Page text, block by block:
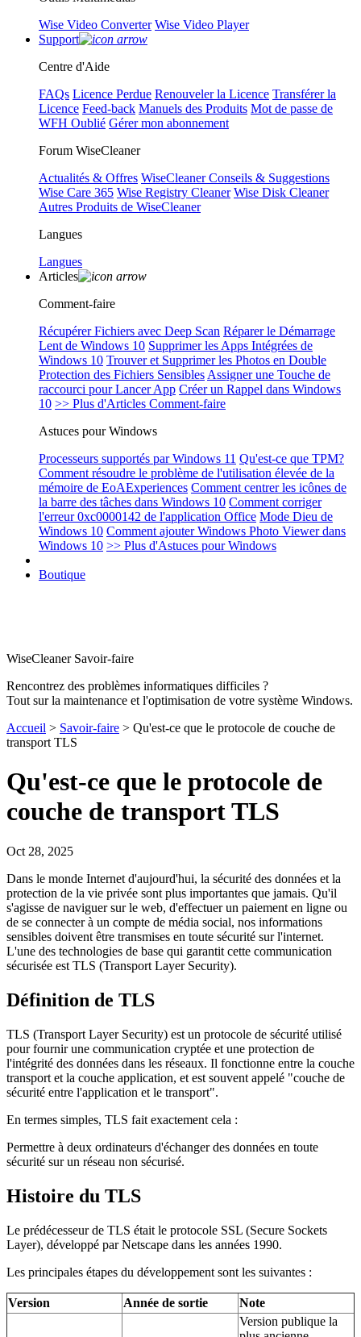
Wise Video Converter Wise Video Player
Support
Centre d'Aide
FAQs Licence Perdue Renouveler la Licence Transférer la
Licence Feed-back Manuels des Produits Mot de passe de
WFH Oublié Gérer mon abonnement
Forum WiseCleaner
Actualités & Offres WiseCleaner Conseils & Suggestions
Wise Care 365 Wise Registry Cleaner Wise Disk Cleaner
Autres Produits de WiseCleaner
Langues
Langues
Articles
Comment-faire
Récupérer Fichiers avec Deep Scan Réparer le Démarrage
Lent de Windows 10 Supprimer les Apps Intégrées de
Windows 10 Trouver et Supprimer les Photos en Double
Protection des Fichiers Sensibles Assigner une Touche de
raccourci pour Lancer App Créer un Rappel dans Windows
10 >> Plus d'Articles Comment-faire
Astuces pour Windows
Processeurs supportés par Windows 11 Qu'est-ce que TPM?
Comment résoudre le problème de l'utilisation élevée de la
mémoire de EoAExperiences Comment centrer les icônes de
la barre des tâches dans Windows 10 Comment corriger
l'erreur 0xc0000142 de l'application Office Mode Dieu de
Windows 10 Comment ajouter Windows Photo Viewer dans
Windows 10 >> Plus d'Astuces pour Windows
Boutique
WiseCleaner Savoir-faire
Rencontrez des problèmes informatiques difficiles ?
Tout sur la maintenance et l'optimisation de votre système Windows.
Accueil > Savoir-faire > Qu'est-ce que le protocole de couche de
transport TLS
Qu'est-ce que le protocole de
couche de transport TLS
Oct 28, 2025
Dans le monde Internet d'aujourd'hui, la sécurité des données et la
protection de la vie privée sont plus importantes que jamais. Qu'il
s'agisse de naviguer sur le web, d'effectuer un paiement en ligne ou
de se connecter à un compte de média social, nos informations
sensibles doivent être transmises en toute sécurité sur l'internet.
L'une des technologies de base qui garantit cette communication
sécurisée est TLS (Transport Layer Security).
Définition de TLS
TLS (Transport Layer Security) est un protocole de sécurité utilisé
pour fournir une communication cryptée et une protection de
l'intégrité des données dans les réseaux. Il fonctionne entre la couche
transport et la couche application, et est souvent appelé "couche de
sécurité entre l'application et le transport".
En termes simples, TLS fait exactement cela :
Permettre à deux ordinateurs d'échanger des données en toute
sécurité sur un réseau non sécurisé.
Histoire du TLS
Le prédécesseur de TLS était le protocole SSL (Secure Sockets
Layer), développé par Netscape dans les années 1990.
Les principales étapes du développement sont les suivantes :
Version Année de sortie Note
Version publique la